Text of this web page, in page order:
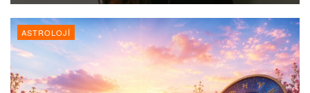
ASTROLOJI